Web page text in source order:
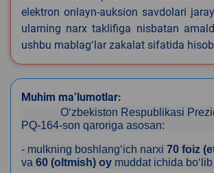
elektron onlayn-auksion savdolari
ularning narx taklifiga nisbatan
ushbu mablagʻlar zakalat sifatida
Muhim ma’lumotlar:
Oʻzbekiston Respublikasi
PQ-164-son qaroriga asosan:
- mulkning boshlangʻich narxi 70 foiz (
va 60 (oltmish) oy muddat ichida